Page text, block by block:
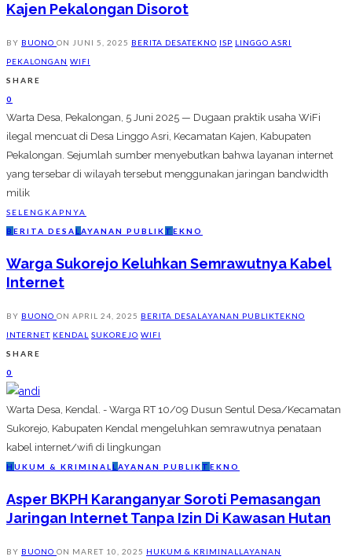
Kajen Pekalongan Disorot
BY BUONO ON JUNI 5, 2025 BERITA DESATEKNO ISP LINGGO ASRI
PEKALONGAN WIFI
SHARE
0
Warta Desa, Pekalongan, 5 Juni 2025 — Dugaan praktik usaha WiFi
ilegal mencuat di Desa Linggo Asri, Kecamatan Kajen, Kabupaten
Pekalongan. Sejumlah sumber menyebutkan bahwa layanan internet
yang tersebar di wilayah tersebut menggunakan jaringan bandwidth
milik
SELENGKAPNYA
B ERITA DESAL AYANAN PUBLIK T EKNO
Warga Sukorejo Keluhkan Semrawutnya Kabel
Internet
BY BUONO ON APRIL 24, 2025 BERITA DESALAYANAN PUBLIKTEKNO
INTERNET KENDAL SUKOREJO WIFI
SHARE
0
Warta Desa, Kendal. - Warga RT 10/09 Dusun Sentul Desa/Kecamatan
Sukorejo, Kabupaten Kendal mengeluhkan semrawutnya penataan
kabel internet/wifi di lingkungan
H UKUM & KRIMINAL L AYANAN PUBLIK T EKNO
Asper BKPH Karanganyar Soroti Pemasangan
Jaringan Internet Tanpa Izin Di Kawasan Hutan
BY BUONO ON MARET 10, 2025 HUKUM & KRIMINAL LAYANAN